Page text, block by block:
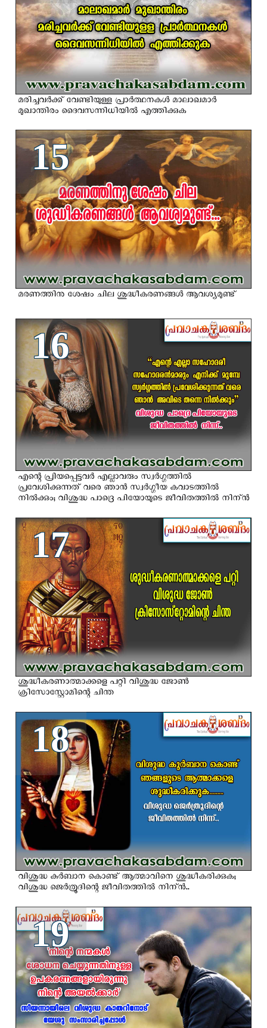
മരിച്ചവര്‍ക്ക് വേണ്ടിയുള്ള പ്രാര്‍ത്ഥനകള്‍ മാലാഖമാര്‍
മുഖാന്തിരം ദൈവസന്നിധിയില്‍ എത്തിക്കുക
15
മരണത്തിനു ശേഷം ചില ശുദ്ധീകരണങ്ങള്‍ ആവശ്യമുണ്ട്
16
എന്റെ പ്രിയപ്പെട്ടവര്‍ എല്ലാവരും സ്വര്‍ഗ്ഗത്തില്‍
പ്രവേശിക്കുന്നത് വരെ ഞാന്‍ സ്വര്‍ഗ്ഗീയ കവാടത്തില്‍
നില്‍ക്കും; വിശുദ്ധ പാദ്രെ പിയോയുടെ ജീവിതത്തില്‍ നിന്ന്‍
17
ശുദ്ധീകരണാത്മാക്കളെ പറ്റി വിശുദ്ധ ജോണ്‍
ക്രിസോസ്റ്റോമിന്റെ ചിന്ത
18
വിശുദ്ധ കുര്‍ബാന കൊണ്ട് ആത്മാവിനെ ശുദ്ധീകരിക്കുക;
വിശുദ്ധ ജെര്‍ത്രൂദിന്റെ ജീവിതത്തില്‍ നിന്ന്‍..
19